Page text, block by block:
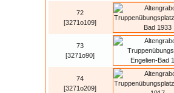
72
[3271o109]
73
[3271o90]
74
[3271o209]